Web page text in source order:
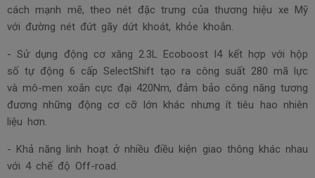
cách mạnh mẽ, theo nét đặc trưng của thương hiệu xe Mỹ
với đường nét đứt gãy dứt khoát, khỏe khoắn.
- Sử dụng động cơ xăng 2.3L Ecoboost I4 kết hợp với hộp
số tự động 6 cấp SelectShift tạo ra công suất 280 mã lực
và mô-men xoắn cực đại 420Nm, đảm bảo công năng tương
đương những động cơ cỡ lớn khác nhưng ít tiêu hao nhiên
liệu hơn.
- Khả năng linh hoạt ở nhiều điều kiện giao thông khác nhau
với 4 chế độ Off-road.